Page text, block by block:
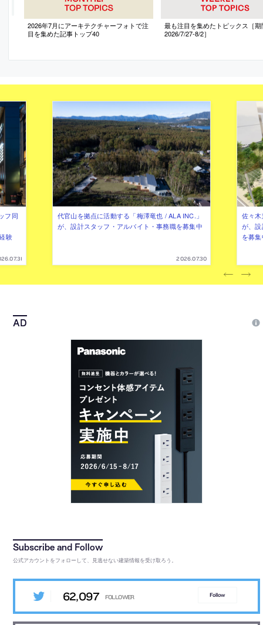
2026年7月にアーキテクチャーフォトで注
目を集めた記事トップ40
最も注目を集めたトピックス［期
2026/7/27-8/2］
フ同
験
代官山を拠点に活動する「梅澤竜也 / ALA INC.」
が、設計スタッフ・アルバイト・事務職を募集中
2026.07.30
佐々
が、
を募
公式アカウントをフォローして、見逃せない建築情報を受け取ろう。
62,097 Follow